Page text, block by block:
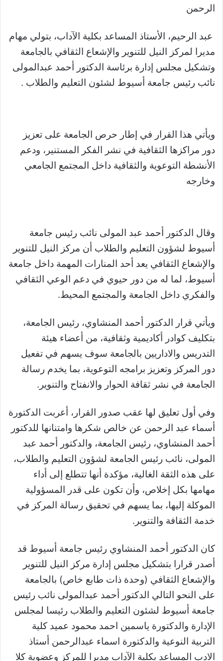
الرحمن
عبد الرحيم، الأستاذ المساعد بكلية الآداب، بتولي مهام
مديرا لمركز النيل للتنوير والإشعاع الثقافي بالجامعة
وتشكيل مجلس إدارة برئاسة الدكتور أحمد عبدالمولى
نائب رئيس جامعة أسيوط لشئون التعليم والطلاب .
ويأتي هذا القرار في إطار حرص الجامعة على تعزيز
دور مراكزها الثقافية في نشر الفكر المستنير، ودعم
الأنشطة التوعوية والثقافية داخل المجتمع الجامعي
وخارجه
وقال الدكتور أحمد عبد المولى نائب رئيس جامعة
أسيوط لشؤون التعليم والطلاب أن مركز النيل للتنوير
والإشعاع الثقافي يعد أحد المنارات المهمة داخل جامعة
أسيوط، لما له من دور حيوي في دعم الوعي الثقافي
والفكري داخل الجامعة والمجتمع المحيط.
ويأتي قرار الدكتور أحمد المنشاوي، رئيس الجامعة،
بتكليف كوادر أكاديمية وثقافية، من أعضاء هيئة
التدريس والاداريين بالجامعة سوف يسهم في تفعيل
دور المركز وتعزيز برامجه التوعوية، بما يخدم رسالة
الجامعة في نشر ثقافة الحوار والانفتاح والتنوير.
وفي أول تعليق لها عقب صدور القرار، أعربت الدكتورة
أسماء عبد الرحمن عن خالص شكرها وامتنانها للدكتور
أحمد المنشاوي، رئيس الجامعة، والدكتور أحمد عبد
المولى، نائب رئيس الجامعة لشؤون التعليم والطلاب،
على هذه الثقة الغالية، مؤكدة أنها تتطلع إلى أداء
مهامها بكل إخلاص، وأن تكون على قدر المسؤولية
الموكلة إليها، بما يسهم في تحقيق رسالة المركز في
خدمة الثقافة والتنوير.
كان الدكتور أحمد المنشاوي رئيس جامعة أسيوط قد
أصدر قرارا بتشكيل مجلس إدارة مركز النيل للتنوير
والإشعاع الثقافي (وحدة ذات طابع خاص) بالجامعة
على النحو التالي الدكتور أحمد عبدالمولى نائب رئيس
جامعة أسيوط لشئون التعليم والطلاب رئيسا لمجلس
الإدارة والدكتورة ياسمين احمد محمود عميد كلية
التربية النوعية والدكتورة اسماء عبدالرحمن أستاذ
الادب المساعد بكلية الآداب مديرا للمركز وعضوية كلا